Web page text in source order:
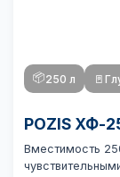
📦250 л 🚪
POZIS ХФ-
Вместимость